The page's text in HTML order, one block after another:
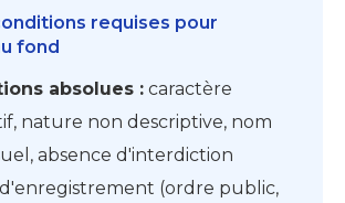
requises pour
fond
absolues : caractère
nature non descriptive, nom
absence d'interdiction
(ordre public,